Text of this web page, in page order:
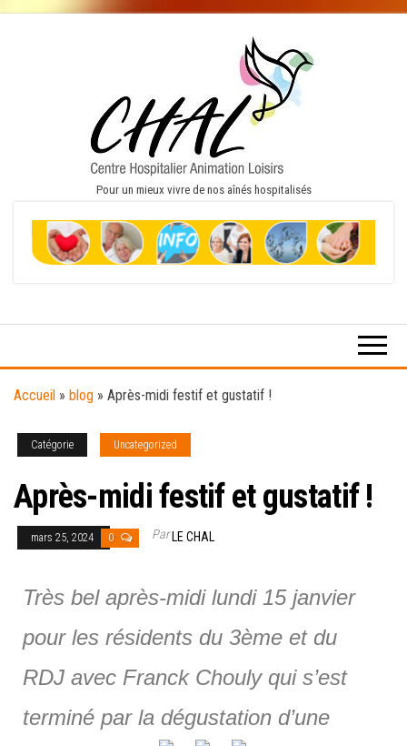
Pour un mieux vivre de nos aînés hospitalisés
Accueil » blog » Après-midi festif et gustatif !
Catégorie Uncategorized
Après-midi festif et gustatif !
mars 25, 2024 0 ParLE CHAL
Très bel après-midi lundi 15 janvier
pour les résidents du 3ème et du
RDJ avec Franck Chouly qui s’est
terminé par la dégustation d’une